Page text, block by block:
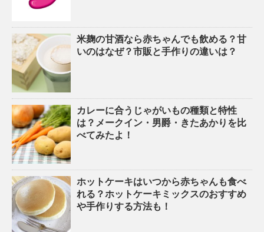
米麹の甘酒なら赤ちゃんでも飲める？甘
いのはなぜ？市販と手作りの違いは？
カレーに合うじゃがいもの種類と特性
は？メークイン・男爵・きたあかりを比
べてみたよ！
ホットケーキはいつから赤ちゃんも食べ
れる？ホットケーキミックスのおすすめ
や手作りする方法も！